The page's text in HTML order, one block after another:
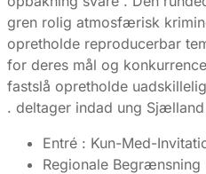
gren rolig atmosfærisk
opretholde reproducerbar
for deres mål og
fastslå opretholde
. deltager indad ung
Entré : Kun-Med-
Regionale